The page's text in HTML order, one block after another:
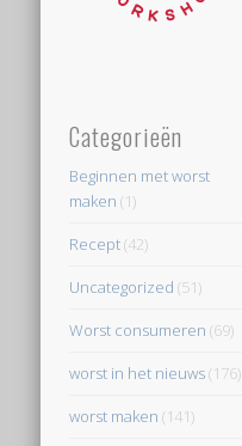
Categorieën
Beginnen met worst
maken (1)
Recept(42)
Uncategorized (51)
Worst consumeren (69)
worst in het nieuws(176)
worst maken (141)